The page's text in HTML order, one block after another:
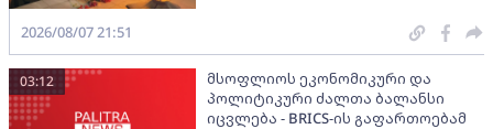
2026/08/07 21:51
მსოფლიოს ეკონომიკური და
პოლიტიკური ძალთა ბალანსი
იცვლება - BRICS-ის გაფართოებამ
03:12